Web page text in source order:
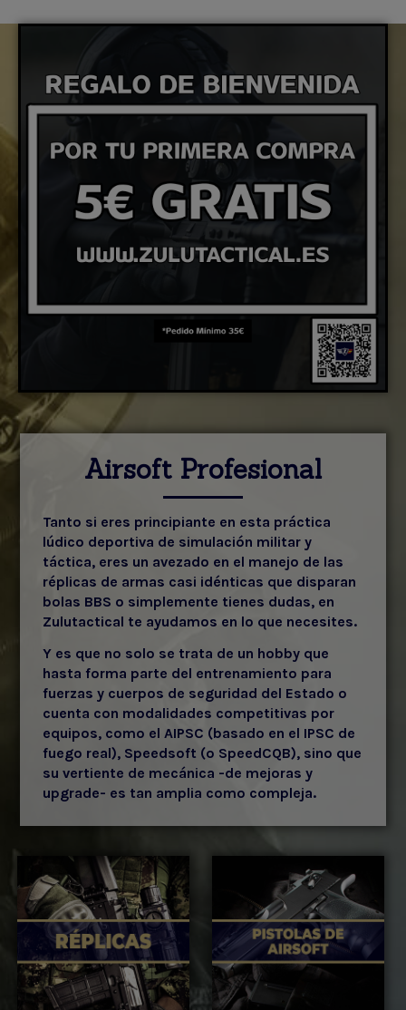
Airsoft Profesional
Tanto si eres principiante en esta práctica
lúdico deportiva de simulación militar y
táctica, eres un avezado en el manejo de las
réplicas de armas casi idénticas que disparan
bolas BBS o simplemente tienes dudas, en
Zulutactical te ayudamos en lo que necesites.
Y es que no solo se trata de un hobby que
hasta forma parte del entrenamiento para
fuerzas y cuerpos de seguridad del Estado o
cuenta con modalidades competitivas por
equipos, como el AIPSC (basado en el IPSC de
fuego real), Speedsoft (o SpeedCQB), sino que
su vertiente de mecánica -de mejoras y
upgrade- es tan amplia como compleja.